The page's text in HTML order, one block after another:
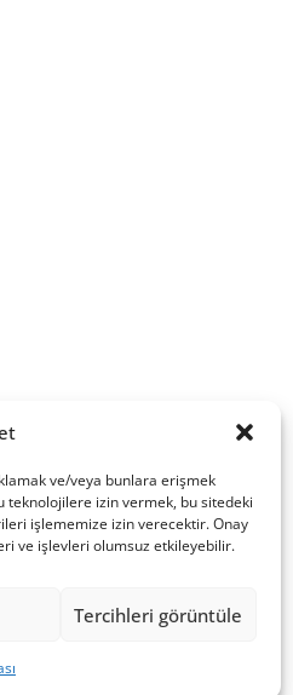
ve/veya bunlara erişmek
teknolojilere izin vermek, bu sitedeki
işlememize izin verecektir. Onay
ve işlevleri olumsuz etkileyebilir.
Tercihleri görüntüle